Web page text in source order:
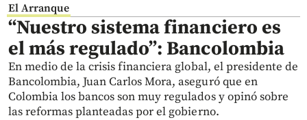
El Arranque
“Nuestro sistema financiero es
el más regulado”: Bancolombia
En medio de la crisis financiera global, el presidente de
Bancolombia, Juan Carlos Mora, aseguró que en
Colombia los bancos son muy regulados y opinó sobre
las reformas planteadas por el gobierno.